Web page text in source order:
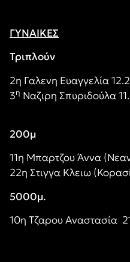
ΓΥΝΑΙΚΕΣ
Τριπλούν
2η Γαλενη Ευαγγελία
3η Ναζιρη Σπυριδούλα
200μ
11η Μπαρτζου Άννα
22η Στιγγα Κλειω
5000μ.
10η Τζαρου Αναστασία